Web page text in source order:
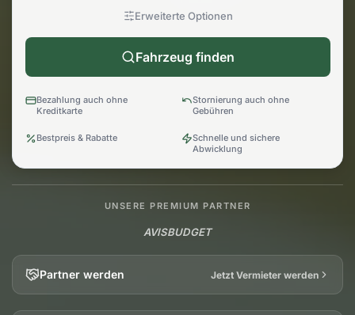
Erweiterte Optionen
Fahrzeug finden
Bezahlung auch ohne
Kreditkarte
Stornierung auch ohne
Gebühren
Bestpreis & Rabatte
Schnelle und sichere
Abwicklung
UNSERE PREMIUM PARTNER
AVISBUDGET
Partner werden Jetzt Vermieter werden